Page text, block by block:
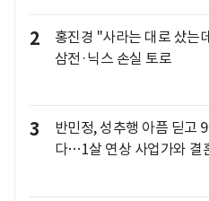
2
홍진경 "사라는 대로 샀는
삼전·닉스 손실 토로
3
반민정, 성추행 아픔 딛고
다…1살 연상 사업가와 결